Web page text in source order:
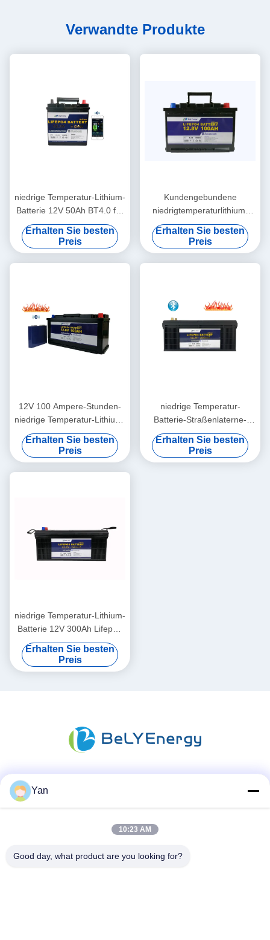
Verwandte Produkte
niedrige Temperatur-Lithium-
Batterie 12V 50Ah BT4.0 für
medizinische Freizeit
Erhalten Sie besten
Preis
Kundengebundene
niedrigtemperaturlithium-
batterie 12V 100Ah wieder
aufladbar
Erhalten Sie besten
Preis
12V 100 Ampere-Stunden-
niedrige Temperatur-Lithium-
Batterie-Wohnmobil-Batterie
Erhalten Sie besten
Preis
niedrige Temperatur-
Batterie-Straßenlaterne-
elektrische Dreiradlithium-
batterie 12V 200Ah
Erhalten Sie besten
Preis
niedrige Temperatur-Lithium-
Batterie 12V 300Ah Lifepo4
für Unterwasserflüchtlings-
Boot
Erhalten Sie besten
Preis
Yan
10:23 AM
Good day, what product are you looking for?